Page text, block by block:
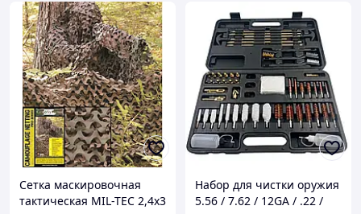
Сетка маскировочная
тактическая MIL-TEC 2,4х3
Набор для чистки оружия
5.56 / 7.62 / 12GA / .22 /